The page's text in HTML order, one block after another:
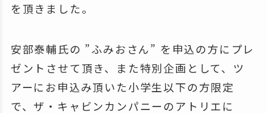
を頂きました。
安部泰輔氏の ”ふみおさん” を申込の方にプレ
ゼントさせて頂き、また特別企画として、ツ
アーにお申込み頂いた小学生以下の方限定
で、ザ・キャビンカンパニーのアトリエに